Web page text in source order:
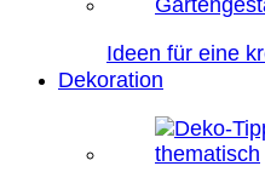
Ideen für eine
Dekoration